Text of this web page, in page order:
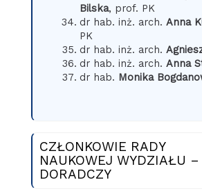
Bilska, prof. PK
dr hab. inż. arch. Anna
PK
dr hab. inż. arch.
dr hab. inż. arch. Anna
dr hab. Monika
CZŁONKOWIE RADY
NAUKOWEJ WYDZIAŁU –
DORADCZY